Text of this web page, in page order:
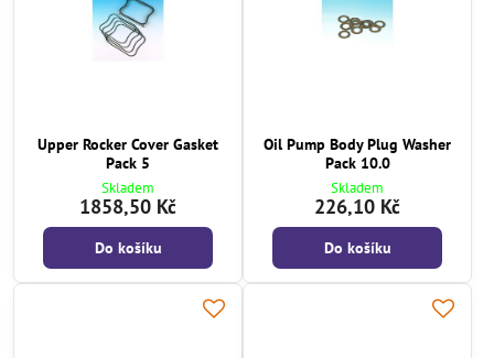
Upper Rocker Cover Gasket
Pack 5
Skladem
1858,50 Kč
Do košíku
Oil Pump Body Plug Washer
Pack 10.0
Skladem
226,10 Kč
Do košíku